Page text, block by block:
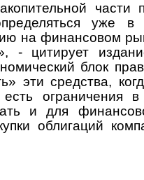
части
уже
на финансовом
- цитирует
блок
эти средства,
ограничения в
и для
облигаций